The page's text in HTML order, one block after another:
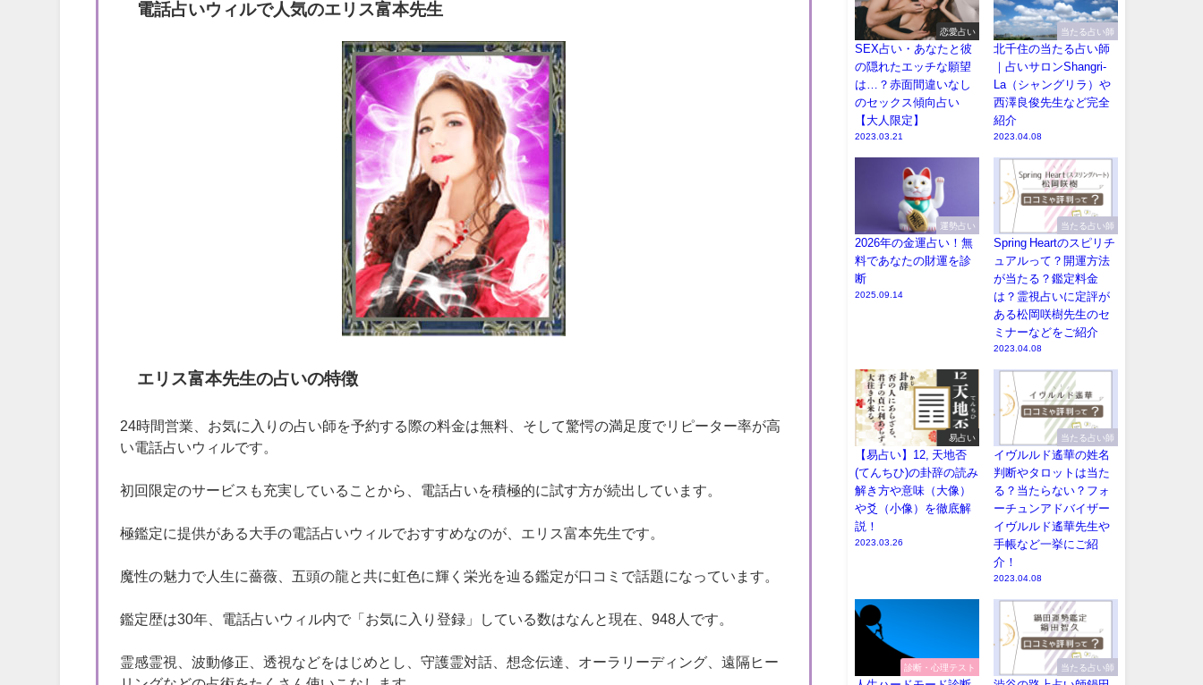
電話占いウィルで人気のエリス富本先生
エリス富本先生の占いの特徴
24時間営業、お気に入りの占い師を予約する際の料金は無料、そして驚愕の満足度でリピーター率が高
い電話占いウィルです。
初回限定のサービスも充実していることから、電話占いを積極的に試す方が続出しています。
極鑑定に提供がある大手の電話占いウィルでおすすめなのが、エリス富本先生です。
魔性の魅力で人生に薔薇、五頭の龍と共に虹色に輝く栄光を辿る鑑定が口コミで話題になっています。
鑑定歴は30年、電話占いウィル内で「お気に入り登録」している数はなんと現在、948人です。
霊感霊視、波動修正、透視などをはじめとし、守護霊対話、想念伝達、オーラリーディング、遠隔ヒー
恋愛占い
SEX占い・あなたと彼
の隠れたエッチな願望
は…？赤面間違いなし
のセックス傾向占い
【大人限定】
2023.03.21
当たる占い師
北千住の当たる占い師
｜占いサロンShangri-
La（シャングリラ）や
西澤良俊先生など完全
紹介
2023.04.08
運勢占い
2026年の金運占い！無
料であなたの財運を診
断
2025.09.14
当たる占い師
Spring Heartのスピリチ
ュアルって？開運方法
が当たる？鑑定料金
は？霊視占いに定評が
ある松岡咲樹先生のセ
ミナーなどをご紹介
2023.04.08
易占い
【易占い】12, 天地否
(てんちひ)の卦辞の読み
解き方や意味（大像）
や爻（小像）を徹底解
説！
2023.03.26
当たる占い師
イヴルルド遙華の姓名
判断やタロットは当た
る？当たらない？フォ
ーチュンアドバイザー
イヴルルド遙華先生や
手帳など一挙にご紹
介！
2023.04.08
診断・心理テスト 当たる占い師